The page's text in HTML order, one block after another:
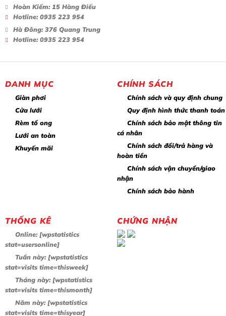
Hoàn Kiếm:15 Hàng Điếu
Hotline:0935 223 954
Hà Đông:376 Quang Trung
Hotline:0935 223 954
DANH MỤC
Giàn phơi
Cửa lưới
Rèm tổ ong
Lưới an toàn
Khuyến mãi
CHÍNH SÁCH
Chính sách và quy định chung
Quy định hình thức thanh toán
Chính sách bảo mật thông tin
cá nhân
Chính sách đổi/trả hàng và
hoàn tiền
Chính sách vận chuyển/giao
nhận
Chính sách bảo hành
THỐNG KÊ
Online:[wpstatistics
stat=usersonline]
Tuần này:[wpstatistics
stat=visits time=thisweek]
Tháng này:[wpstatistics
stat=visits time=thismonth]
Năm này:[wpstatistics
stat=visits time=thisyear]
CHỨNG NHẬN